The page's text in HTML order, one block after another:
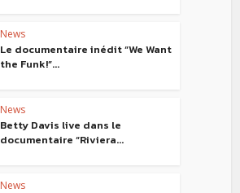
News
Le documentaire inédit “We Want
the Funk!”...
News
Betty Davis live dans le
documentaire “Riviera...
News